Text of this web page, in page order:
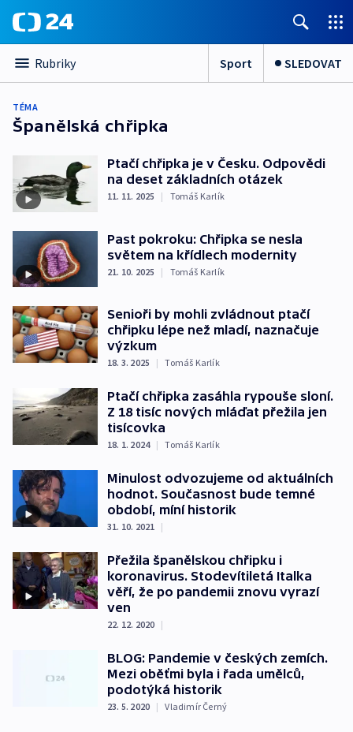
Rubriky Sport SLEDOVAT
TÉMA
Španělská chřipka
Ptačí chřipka je v Česku. Odpovědi
na deset základních otázek
11. 11. 2025 | Tomáš Karlík
Past pokroku: Chřipka se nesla
světem na křídlech modernity
21. 10. 2025 | Tomáš Karlík
Senioři by mohli zvládnout ptačí
chřipku lépe než mladí, naznačuje
výzkum
18. 3. 2025 | Tomáš Karlík
Ptačí chřipka zasáhla rypouše sloní.
Z 18 tisíc nových mláďat přežila jen
tisícovka
18. 1. 2024 | Tomáš Karlík
Minulost odvozujeme od aktuálních
hodnot. Současnost bude temné
období, míní historik
31. 10. 2021 |
Přežila španělskou chřipku i
koronavirus. Stodevítiletá Italka
věří, že po pandemii znovu vyrazí
ven
22. 12. 2020 |
BLOG: Pandemie v českých zemích.
Mezi oběťmi byla i řada umělců,
podotýká historik
23. 5. 2020 | Vladimír Černý